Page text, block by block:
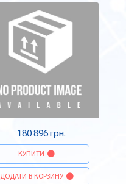
180 896 грн.
КУПИТИ
ДОДАТИ В КОРЗИНУ